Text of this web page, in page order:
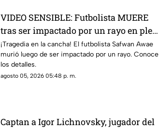
VIDEO SENSIBLE: Futbolista MUERE
tras ser impactado por un rayo en pleno
partido; así ocurrió
¡Tragedia en la cancha! El futbolista Safwan Awae
murió luego de ser impactado por un rayo. Conoce
los detalles.
agosto 05, 2026 05:48 p. m.
Captan a Igor Lichnovsky, jugador del